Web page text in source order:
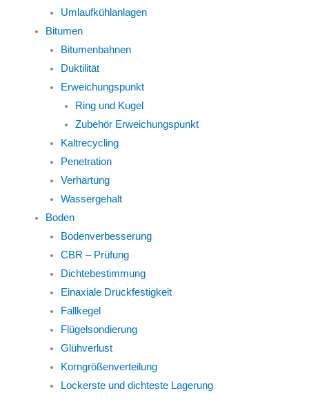
Umlaufkühlanlagen
Bitumen
Bitumenbahnen
Duktilität
Erweichungspunkt
Ring und Kugel
Zubehör Erweichungspunkt
Kaltrecycling
Penetration
Verhärtung
Wassergehalt
Boden
Bodenverbesserung
CBR – Prüfung
Dichtebestimmung
Einaxiale Druckfestigkeit
Fallkegel
Flügelsondierung
Glühverlust
Korngrößenverteilung
Lockerste und dichteste Lagerung